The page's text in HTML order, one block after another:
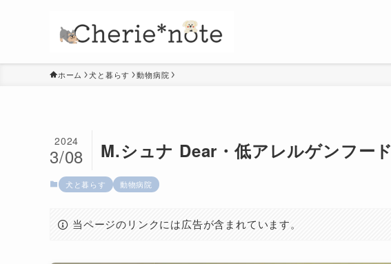
ホーム 犬と暮らす 動物病院
M.シュナ Dear・低アレルゲンフード
2024
3/08
犬と暮らす 動物病院
当ページのリンクには広告が含まれています。